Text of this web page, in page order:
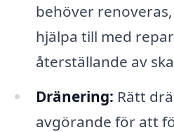
behöver
hjälpa till med
återställande av
Dränering: Rätt
avgörande för att